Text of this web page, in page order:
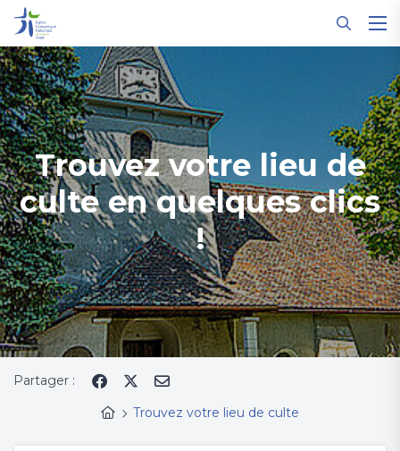
Trouvez votre lieu de
culte en quelques clics
!
Partager :
Trouvez votre lieu de culte
Panneau de gestion des cookies